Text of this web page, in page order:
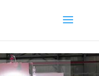
des ponts
culture